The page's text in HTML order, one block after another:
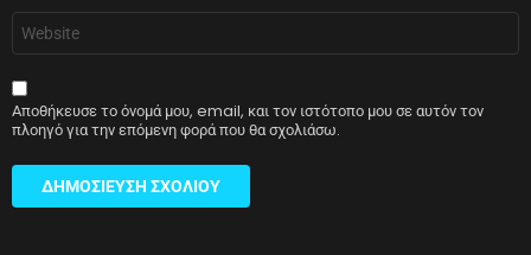
Ιστότοπος
Αποθήκευσε το όνομά μου, email, και τον ιστότοπο μου σε αυτόν τον
πλοηγό για την επόμενη φορά που θα σχολιάσω.